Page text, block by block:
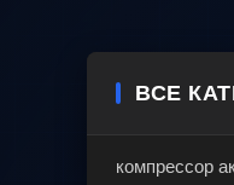
ВСЕ
компрессор